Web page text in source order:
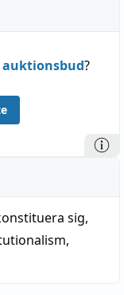
auktionsbud?
sig,
,